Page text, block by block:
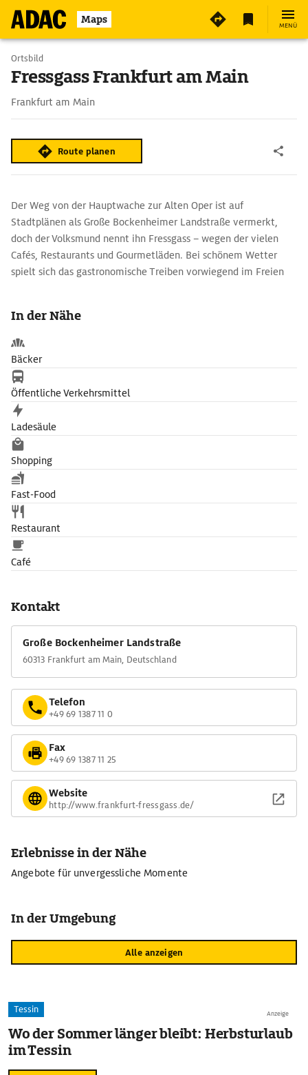
Maps MENÜ
Ortsbild
Fressgass Frankfurt am Main
Frankfurt am Main
Route planen
Der Weg von der Hauptwache zur Alten Oper ist auf
Stadtplänen als Große Bockenheimer Landstraße vermerkt,
doch der Volksmund nennt ihn Fressgass – wegen der vielen
Cafés, Restaurants und Gourmetläden. Bei schönem Wetter
spielt sich das gastronomische Treiben vorwiegend im Freien
In der Nähe
Bäcker
Öffentliche Verkehrsmittel
Ladesäule
Shopping
Fast-Food
Restaurant
Café
Kontakt
Große Bockenheimer Landstraße
60313 Frankfurt am Main, Deutschland
Telefon
+49 69 1387 11 0
Fax
+49 69 1387 11 25
Website
http://www.frankfurt-fressgass.de/
Erlebnisse in der Nähe
Angebote für unvergessliche Momente
In der Umgebung
Alle anzeigen
Anzeige
Tessin
Wo der Sommer länger bleibt: Herbsturlaub
im Tessin